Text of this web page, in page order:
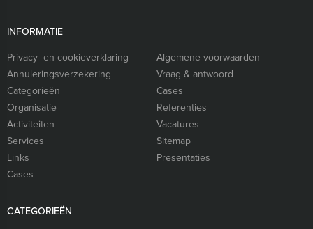
INFORMATIE
Privacy- en cookieverklaring
Algemene voorwaarden
Annuleringsverzekering
Vraag & antwoord
Categorieën
Cases
Organisatie
Referenties
Activiteiten
Vacatures
Services
Sitemap
Links
Presentaties
Cases
CATEGORIEËN